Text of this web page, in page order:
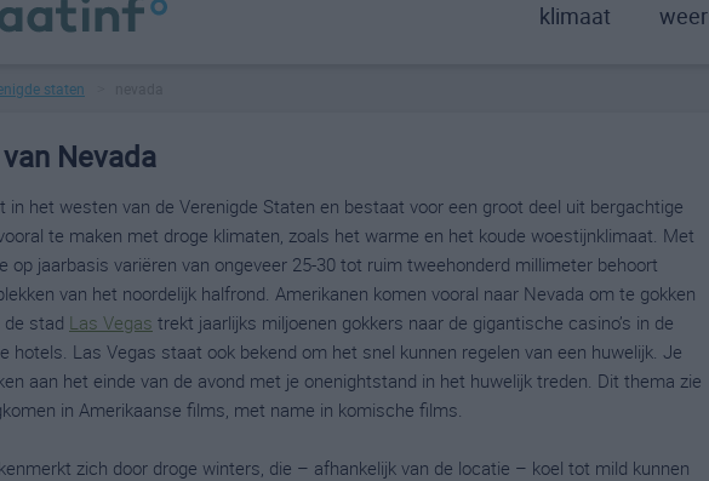
klimaat weer
staten
Nevada
in het westen van de Verenigde Staten en bestaat voor een groot deel uit bergachtige
te maken met droge klimaten, zoals het warme en het koude woestijnklimaat. Met
op jaarbasis variëren van ongeveer 25-30 tot ruim tweehonderd millimeter behoort
van het noordelijk halfrond. Amerikanen komen vooral naar Nevada om te gokken
stad Las Vegas trekt jaarlijks miljoenen gokkers naar de gigantische casino’s in de
hotels. Las Vegas staat ook bekend om het snel kunnen regelen van een huwelijk. Je
aan het einde van de avond met je onenightstand in het huwelijk treden. Dit thema zie
in Amerikaanse films, met name in komische films.
zich door droge winters, die – afhankelijk van de locatie – koel tot mild kunnen